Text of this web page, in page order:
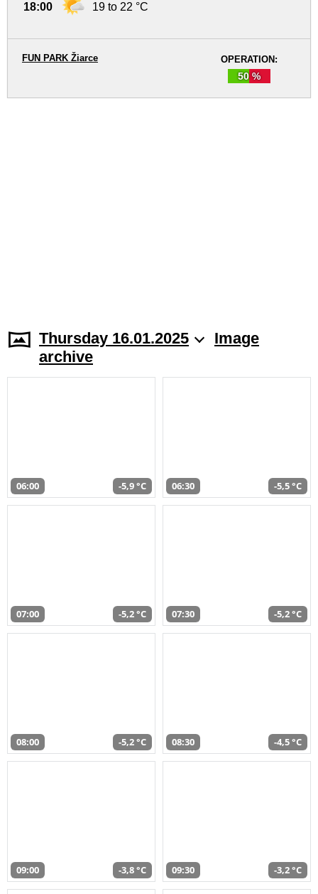
18:00 19 to 22 °C
OPERATION:
50 %
FUN PARK Žiarce
Thursday 16.01.2025
Image
archive
06:00 -5,9 °C 06:30 -5,5 °C
07:00 -5,2 °C 07:30 -5,2 °C
08:00 -5,2 °C 08:30 -4,5 °C
09:00 -3,8 °C 09:30 -3,2 °C